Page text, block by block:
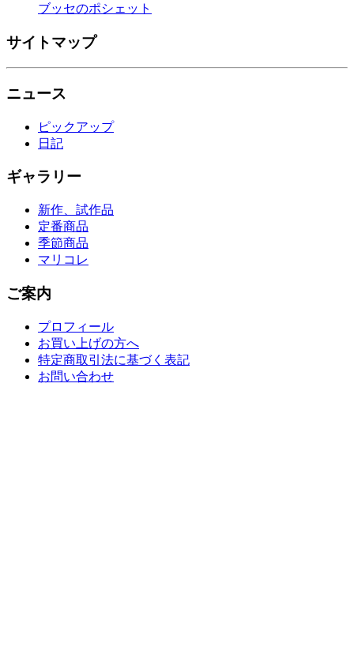
ブッセのポシェット
サイトマップ
ニュース
ピックアップ
日記
ギャラリー
新作、試作品
定番商品
季節商品
マリコレ
ご案内
プロフィール
お買い上げの方へ
特定商取引法に基づく表記
お問い合わせ